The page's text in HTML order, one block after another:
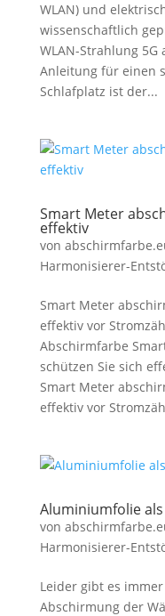
WLAN) und
wissenschaftlich
WLAN-Strahlung
Anleitung für einen
Schlafplatz ist der...
Smart Meter
effektiv
von
Harmonisierer-
Smart Meter
effektiv vor
Abschirmfarbe
schützen Sie sich
Smart Meter
effektiv vor
Aluminiumfolie als
von
Harmonisierer-
Leider gibt es
Abschirmung der